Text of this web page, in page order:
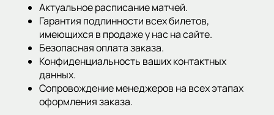
Актуальное расписание матчей.
Гарантия подлинности всех билетов,
имеющихся в продаже у нас на сайте.
Безопасная оплата заказа.
Конфиденциальность ваших контактных
данных.
Сопровождение менеджеров на всех этапах
оформления заказа.